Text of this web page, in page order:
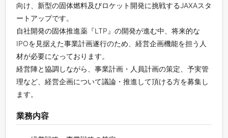
向け、新型の固体燃料及びロケット開発に挑戦するJAXAスタ
ートアップです。
自社開発の固体推進薬『LTP』の開発が進む中、将来的な
IPOを見据えた事業計画遂行のため、経営企画機能を担う人
材が必要になっております。
経営陣と協調しながら、事業計画・人員計画の策定、予実管
理など、経営企画について議論・推進して頂ける方を募集し
ます。
業務内容